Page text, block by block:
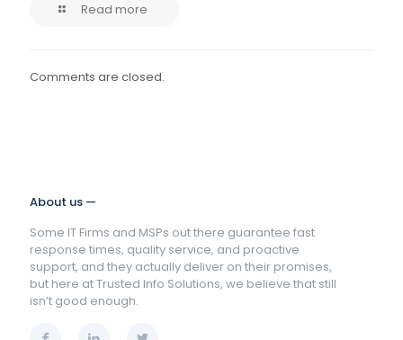
Read more
Comments are closed.
About us —
Some IT Firms and MSPs out there guarantee fast
response times, quality service, and proactive
support, and they actually deliver on their promises,
but here at Trusted Info Solutions, we believe that still
isn’t good enough.